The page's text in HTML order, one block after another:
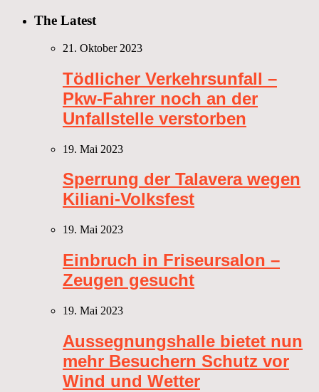
The Latest
21. Oktober 2023
Tödlicher Verkehrsunfall –
Pkw-Fahrer noch an der
Unfallstelle verstorben
19. Mai 2023
Sperrung der Talavera wegen
Kiliani-Volksfest
19. Mai 2023
Einbruch in Friseursalon –
Zeugen gesucht
19. Mai 2023
Aussegnungshalle bietet nun
mehr Besuchern Schutz vor
Wind und Wetter